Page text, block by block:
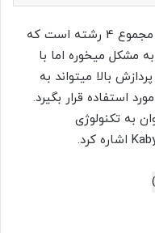
این پردازنده مرکزی دارای 2 هسته و در مجموع 4 رشته است که
مشکل میخوره اما با
قدرت پردازش بالا میتواند به
استفاده قرار بگیرد.
به تکنولوژی